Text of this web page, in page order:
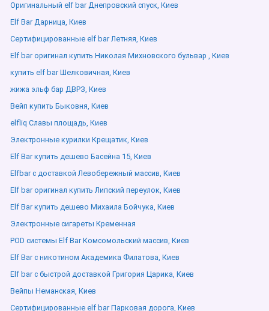
Оригинальный elf bar Днепровский спуск, Киев
Elf Bar Дарница, Киев
Сертифицированные elf bar Летняя, Киев
Elf bar оригинал купить Николая Михновского бульвар , Киев
купить elf bar Шелковичная, Киев
жижа эльф бар ДВРЗ, Киев
Вейп купить Быковня, Киев
elfliq Славы площадь, Киев
Электронные курилки Крещатик, Киев
Elf Bar купить дешево Басейна 15, Киев
Elfbar с доставкой Левобережный массив, Киев
Elf bar оригинал купить Липский переулок, Киев
Elf Bar купить дешево Михаила Бойчука, Киев
Электронные сигареты Кременная
POD системы Elf Bar Комсомольский массив, Киев
Elf Bar с никотином Академика Филатова, Киев
Elf bar с быстрой доставкой Григория Царика, Киев
Вейпы Неманская, Киев
Сертифицированные elf bar Парковая дорога, Киев